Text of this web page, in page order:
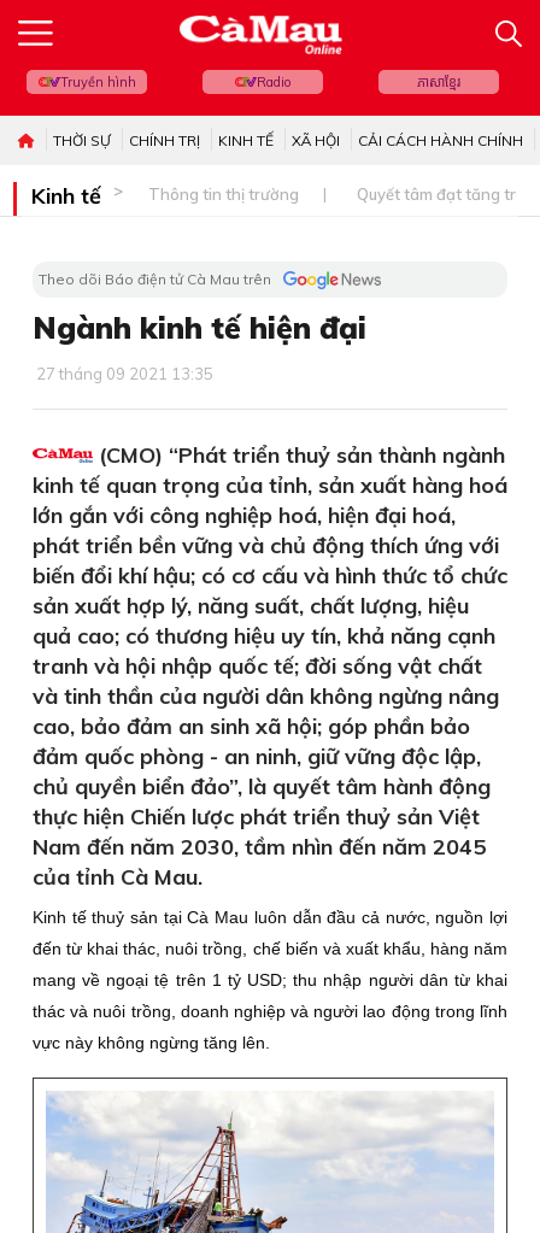
Truyền hình Radio ភាសាខ្មែរ
THỜI SỰ CHÍNH TRỊ KINH TẾ XÃ HỘI CẢI CÁCH HÀNH CHÍNH
Kinh tế Thông tin thị trường Quyết tâm đạt tăng
Theo dõi Báo điện tử Cà Mau trên
Ngành kinh tế hiện đại
27 tháng 09 2021 13:35
(CMO) “Phát triển thuỷ sản thành ngành
kinh tế quan trọng của tỉnh, sản xuất hàng hoá
lớn gắn với công nghiệp hoá, hiện đại hoá,
phát triển bền vững và chủ động thích ứng với
biến đổi khí hậu; có cơ cấu và hình thức tổ chức
sản xuất hợp lý, năng suất, chất lượng, hiệu
quả cao; có thương hiệu uy tín, khả năng cạnh
tranh và hội nhập quốc tế; đời sống vật chất
và tinh thần của người dân không ngừng nâng
cao, bảo đảm an sinh xã hội; góp phần bảo
đảm quốc phòng - an ninh, giữ vững độc lập,
chủ quyền biển đảo”, là quyết tâm hành động
thực hiện Chiến lược phát triển thuỷ sản Việt
Nam đến năm 2030, tầm nhìn đến năm 2045
của tỉnh Cà Mau.
Kinh tế thuỷ sản tại Cà Mau luôn dẫn đầu cả nước, nguồn lợi
đến từ khai thác, nuôi trồng, chế biến và xuất khẩu, hàng năm
mang về ngoại tệ trên 1 tỷ USD; thu nhập người dân từ khai
thác và nuôi trồng, doanh nghiệp và người lao động trong lĩnh
vực này không ngừng tăng lên.